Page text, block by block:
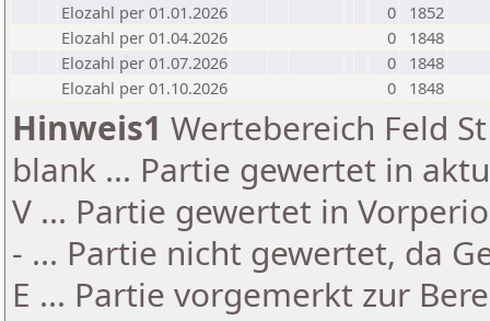
Elozahl per 01.01.2026
0
1852
Elozahl per 01.04.2026
0
1848
Elozahl per 01.07.2026
0
1848
Elozahl per 01.10.2026
0 1848
Hinweis1 Wertebereich Feld
blank ... Partie gewertet in
V ... Partie gewertet in
- ... Partie nicht gewertet, da
E ... Partie vorgemerkt zur